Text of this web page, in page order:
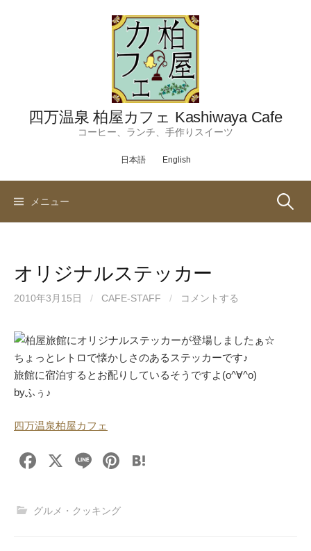
四万温泉 柏屋カフェ Kashiwaya Cafe
コーヒー、ランチ、手作りスイーツ
日本語 English
メニュー 検
オリジナルステッカー
2010年3月15日 / CAFE-STAFF / コメントする
柏屋旅館にオリジナルステッカーが登場しましたぁ☆
ちょっとレトロで懐かしさのあるステッカーです♪
旅館に宿泊するとお配りしているそうですよ(o^∀^o)
byふぅ♪
四万温泉柏屋カフェ
F
c
X
Li
e
Pi
グルメ・クッキング